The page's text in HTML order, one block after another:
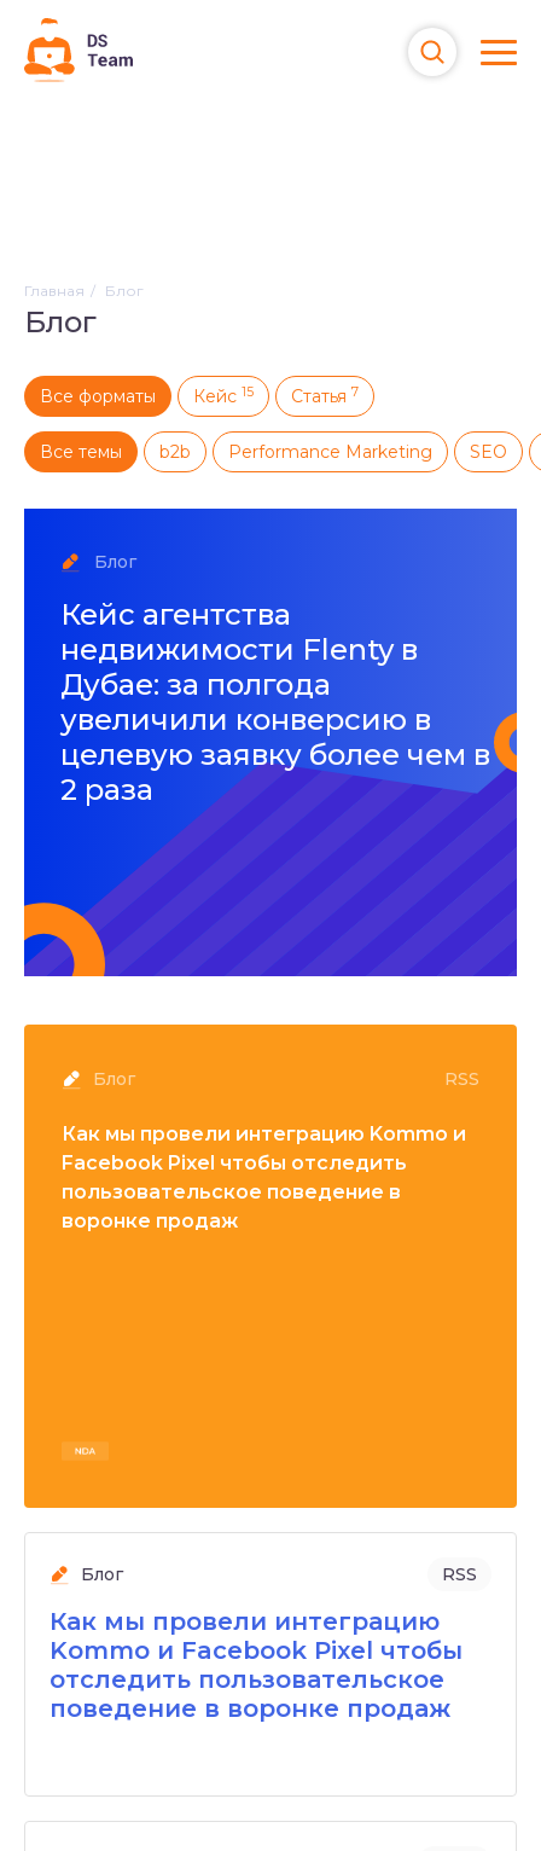
Главная Блог
Блог
Все форматы Кейс 15 Статья 7
Все темы b2b Performance Marketing SEO
Блог
Кейс агентства
недвижимости Flenty в
Дубае: за полгода
увеличили конверсию в
целевую заявку более чем в
2 раза
Блог RSS
Как мы провели интеграцию Kommo и
Facebook Pixel чтобы отследить
пользовательское поведение в
воронке продаж
Блог RSS
Как мы провели интеграцию
Kommo и Facebook Pixel чтобы
отследить пользовательское
поведение в воронке продаж